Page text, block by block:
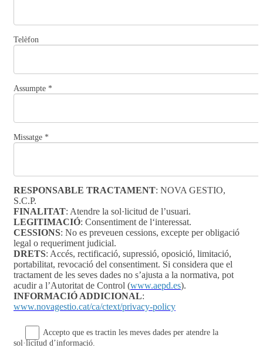
Telèfon
Assumpte *
Missatge *
RESPONSABLE TRACTAMENT: NOVA GESTIO,
S.C.P.
FINALITAT: Atendre la sol·licitud de l’usuari.
LEGITIMACIÓ: Consentiment de l‘interessat.
CESSIONS: No es preveuen cessions, excepte per obligació
legal o requeriment judicial.
DRETS: Accés, rectificació, supressió, oposició, limitació,
portabilitat, revocació del consentiment. Si considera que el
tractament de les seves dades no s’ajusta a la normativa, pot
acudir a l’Autoritat de Control (www.aepd.es).
INFORMACIÓ ADDICIONAL:
www.novagestio.cat/ca/ctext/privacy-policy
Accepto que es tractin les meves dades per atendre la
sol·licitud d’informació.